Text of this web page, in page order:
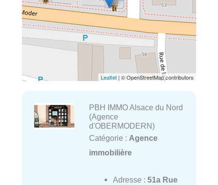
Leaflet | © OpenStreetMap contributors
PBH IMMO Alsace du Nord
(Agence
d'OBERMODERN)
Catégorie : Agence
immobilière
Adresse : 51a Rue